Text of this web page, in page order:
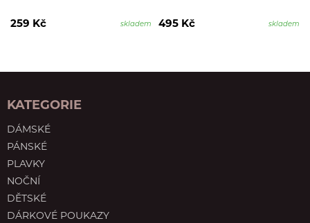
259 Kč skladem 495 Kč skladem
KATEGORIE
DÁMSKÉ
PÁNSKÉ
PLAVKY
NOČNÍ
DĚTSKÉ
DÁRKOVÉ POUKAZY